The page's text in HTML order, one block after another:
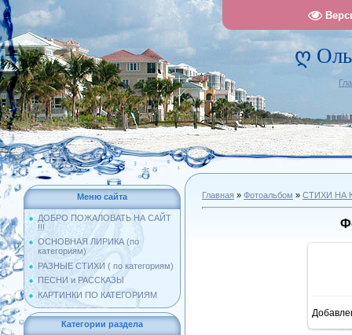
ღ
Меню сайта
ДОБРО ПОЖАЛОВАТЬ НА САЙТ
!!!
ОСНОВНАЯ ЛИРИКА (по
категориям)
РАЗНЫЕ СТИХИ ( по категориям)
ПЕСНИ и РАССКАЗЫ
КАРТИНКИ ПО КАТЕГОРИЯМ
Категории раздела
Главная » Фотоальбом » СТИХИ НА